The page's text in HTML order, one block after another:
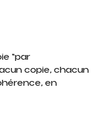
“par
copie, chacun
en